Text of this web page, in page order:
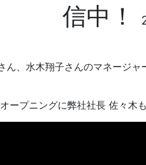
信中！
ん、水木翔子さんのマネージ
ープニングに弊社社長 佐々木